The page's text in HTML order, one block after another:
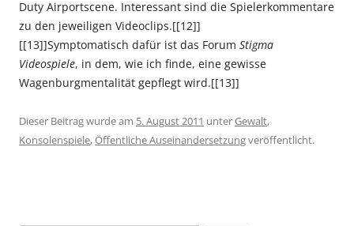
Duty Airportscene. Interessant sind die Spielerkommentare
zu den jeweiligen Videoclips.[[12]]
[[13]]Symptomatisch dafür ist das Forum Stigma
Videospiele, in dem, wie ich finde, eine gewisse
Wagenburgmentalität gepflegt wird.[[13]]
Dieser Beitrag wurde am 5. August 2011 unterGewalt,
Konsolenspiele,Öffentliche Auseinandersetzungveröffentlicht.